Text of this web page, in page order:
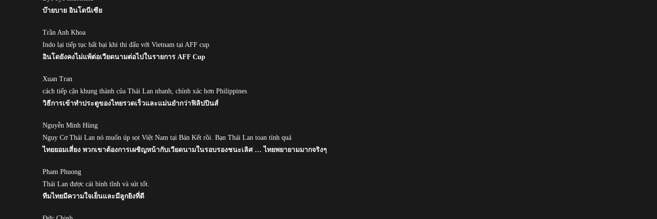
บ๊ายบาย อินโดนีเซีย
Trần Anh Khoa
Indo lại tiếp tục bất bại khi thi đấu với Vietnam tại AFF cup
อินโดยังคงไม่แพ้ต่อเวียดนามต่อไปในรายการ AFF Cup
Xuan Tran
cách tiếp cận khung thành của Thái Lan nhanh, chính xác hơn Philippines
วิธีการเข้าทำประตูของไทยรวดเร็วและแม่นยำกว่าฟิลิปปินส์
Nguyễn Minh Hùng
Nguy Cơ Thái Lan nó muốn úp sọt Việt Nam tại Bán Kết rồi. Bạn Thái Lan toan tính quá
ไทยยอมเสี่ยง พวกเขาต้องการเผชิญหน้ากับเวียดนามในรอบรองชนะเลิศ … ไทยพยายามมากจริงๆ
Pham Phuong
Thái Lan được cái bình tĩnh và sút tốt.
ทีมไทยมีความใจเย็นและมีลูกยิงที่ดี